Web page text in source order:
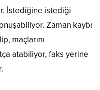
İstediğine istediği
Zaman kaybı
maçlarını
atabiliyor, faks yerine